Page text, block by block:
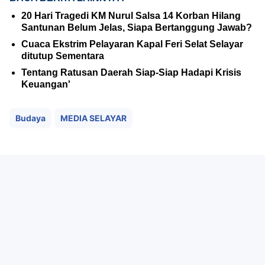
20 Hari Tragedi KM Nurul Salsa 14 Korban Hilang
Santunan Belum Jelas, Siapa Bertanggung Jawab?
Cuaca Ekstrim Pelayaran Kapal Feri Selat Selayar
ditutup Sementara
Tentang Ratusan Daerah Siap-Siap Hadapi Krisis
Keuangan'
Budaya MEDIA SELAYAR